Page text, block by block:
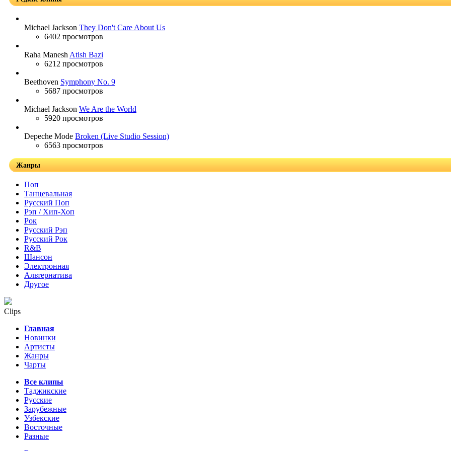
Michael Jackson They Don't Care About Us
6402 просмотров
Raha Manesh Atish Bazi
6212 просмотров
Beethoven Symphony No. 9
5687 просмотров
Michael Jackson We Are the World
5920 просмотров
Depeche Mode Broken (Live Studio Session)
6563 просмотров
Жанры
Поп
Танцевальная
Русский Поп
Рэп / Хип-Хоп
Рок
Русский Рэп
Русский Рок
R&B
Шансон
Электронная
Альтернатива
Другое
Clips
Главная
Новинки
Артисты
Жанры
Чарты
Все клипы
Таджикские
Русские
Зарубежные
Узбекские
Восточные
Разные